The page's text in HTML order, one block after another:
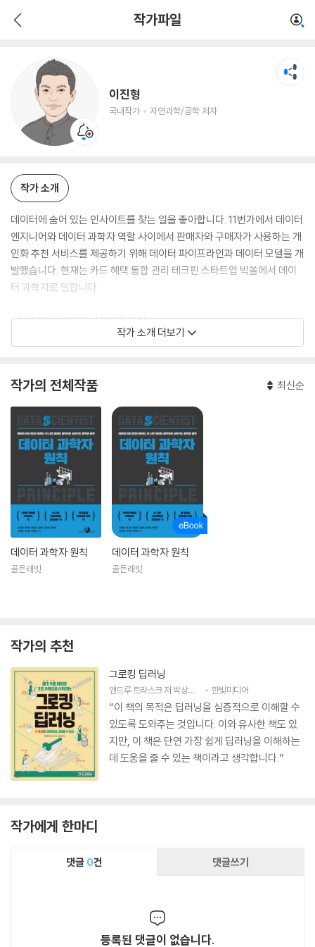
작가파일
이진형
국내작가 자연과학/공학 저자
자연과학/공학 저자
작가 소개
데이터에 숨어 있는 인사이트를 찾는 일을 좋아합니다. 11번가에서 데이터
엔지니어와 데이터 과학자 역할 사이에서 판매자와 구매자가 사용하는 개
인화 추천 서비스를 제공하기 위해 데이터 파이프라인과 데이터 모델을 개
발했습니다. 현재는 카드 혜택 통합 관리 테크핀 스타트업 빅쏠에서 데이
터 과학자로 일합니다.
_현) 빅쏠 데이터인사이트팀 리더
_전) 11번가 데이터 과학자작가 소개 더보기
작가의 전체작품 최신순
데이터 과학자 원칙
골든래빗
데이터 과학자 원칙
골든래빗
작가의 추천
그로킹 딥러닝
앤드루 트라스크저 박상현 한빛미디어
“이 책의 목적은 딥러닝을 심층적으로 이해할 수
있도록 도와주는 것입니다. 이와 유사한 책도 있
지만, 이 책은 단연 가장 쉽게 딥러닝을 이해하는
데 도움을 줄 수 있는 책이라고 생각합니다.”
작가에게 한마디
댓글 0건 댓글쓰기
등록된 댓글이 없습니다.